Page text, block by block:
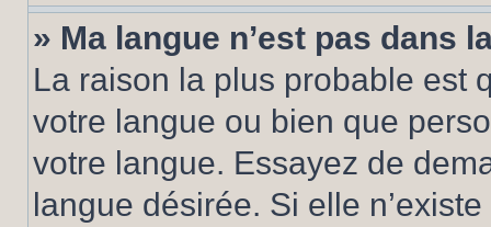
» Ma langue n’est pas dans
La raison la plus probable est
votre langue ou bien que
votre langue. Essayez de
langue désirée. Si elle